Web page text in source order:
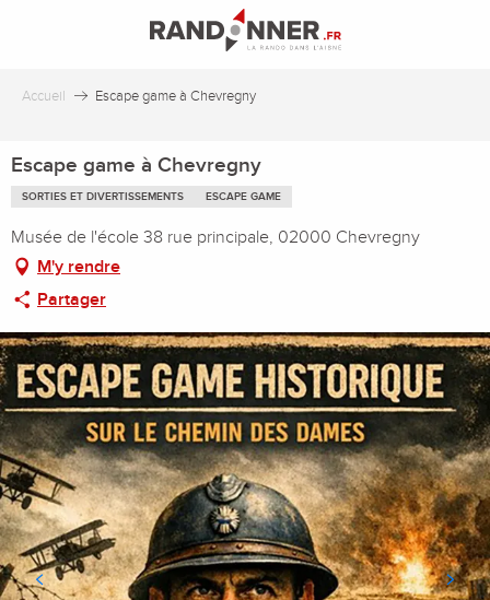
principal
Accueil Escape game à Chevregny
Escape game à Chevregny
SORTIES ET DIVERTISSEMENTS ESCAPE GAME
Musée de l'école 38 rue principale, 02000 Chevregny
M'y rendre
Partager